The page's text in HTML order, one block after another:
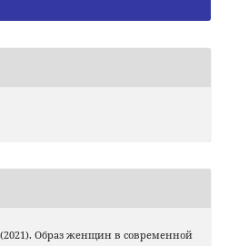
(2021). Образ женщин в современной